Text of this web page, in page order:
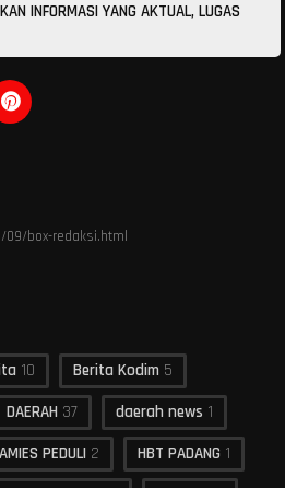
INFORMASI YANG AKTUAL, LUGAS
box-redaksi.html
10 Berita Kodim 5
DAERAH 37 daerah news 1
PEDULI 2 HBT PADANG 1